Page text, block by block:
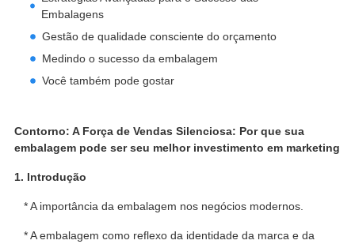
Embalagens
Gestão de qualidade consciente do orçamento
Medindo o sucesso da embalagem
Você também pode gostar
Contorno: A Força de Vendas Silenciosa: Por que sua
embalagem pode ser seu melhor investimento em marketing
1. Introdução
* A importância da embalagem nos negócios modernos.
* A embalagem como reflexo da identidade da marca e da